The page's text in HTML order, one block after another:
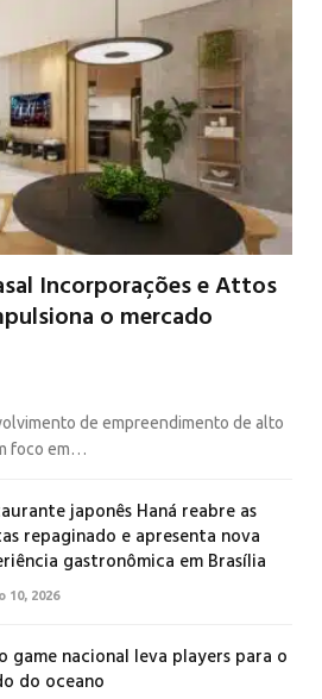
Incorporações e Attos
o mercado
de empreendimento de alto
foco em…
japonês Haná reabre as
repaginado e apresenta nova
gastronômica em Brasília
10, 2026
game nacional leva players para o
do oceano